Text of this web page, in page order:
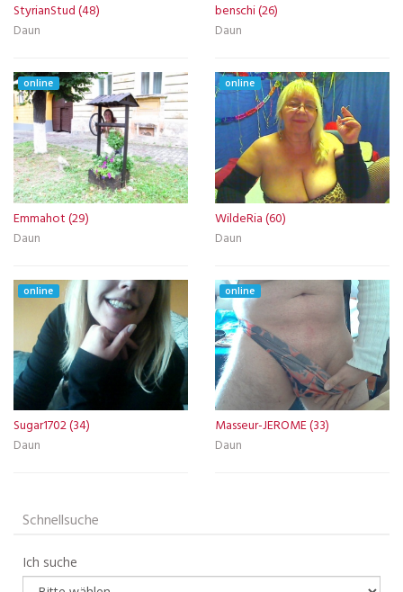
StyrianStud (48)
Daun
benschi (26)
Daun
online
Emmahot (29)
Daun
online
WildeRia (60)
Daun
online
Sugar1702 (34)
Daun
online
Masseur-JEROME (33)
Daun
Schnellsuche
Ich suche